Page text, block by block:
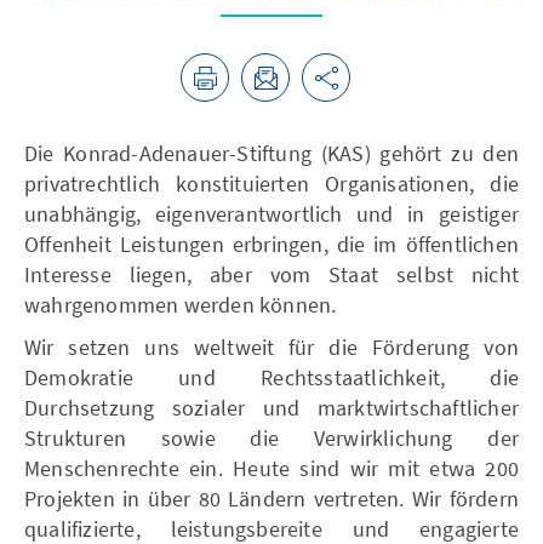
Die Konrad-Adenauer-Stiftung (KAS) gehört zu den
privatrechtlich konstituierten Organisationen, die
unabhängig, eigenverantwortlich und in geistiger
Offenheit Leistungen erbringen, die im öffentlichen
Interesse liegen, aber vom Staat selbst nicht
wahrgenommen werden können.
Wir setzen uns weltweit für die Förderung von
Demokratie und Rechtsstaatlichkeit, die
Durchsetzung sozialer und marktwirtschaftlicher
Strukturen sowie die Verwirklichung der
Menschenrechte ein. Heute sind wir mit etwa 200
Projekten in über 80 Ländern vertreten. Wir fördern
qualifizierte, leistungsbereite und engagierte